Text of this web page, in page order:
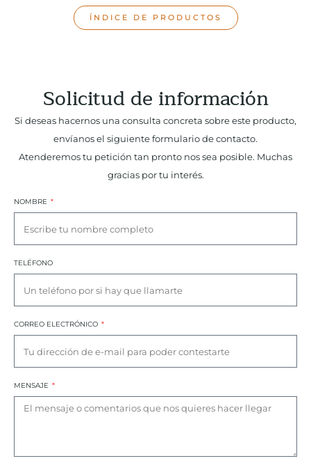
ÍNDICE DE PRODUCTOS
Solicitud de información
Si deseas hacernos una consulta concreta sobre este producto,
envíanos el siguiente formulario de contacto.
Atenderemos tu petición tan pronto nos sea posible. Muchas
gracias por tu interés.
NOMBRE
TELÉFONO
CORREO ELECTRÓNICO
MENSAJE